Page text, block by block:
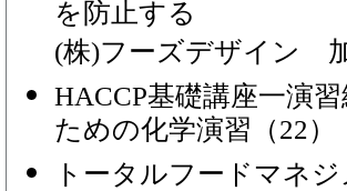
を防止する
(株)フーズデザイン
HACCP基礎講座一演
ための化学演習（22
トータルフードマネ